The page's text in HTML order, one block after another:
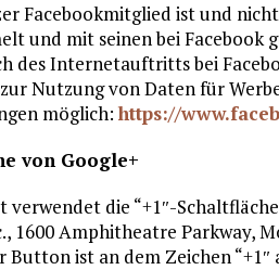
Facebookmitglied ist und
und mit seinen bei
des Internetauftritts bei
Nutzung von Daten für
möglich:https://
von Google+
verwendet die “+1″-
1600 Amphitheatre Parkway,
Button ist an dem Zeichen